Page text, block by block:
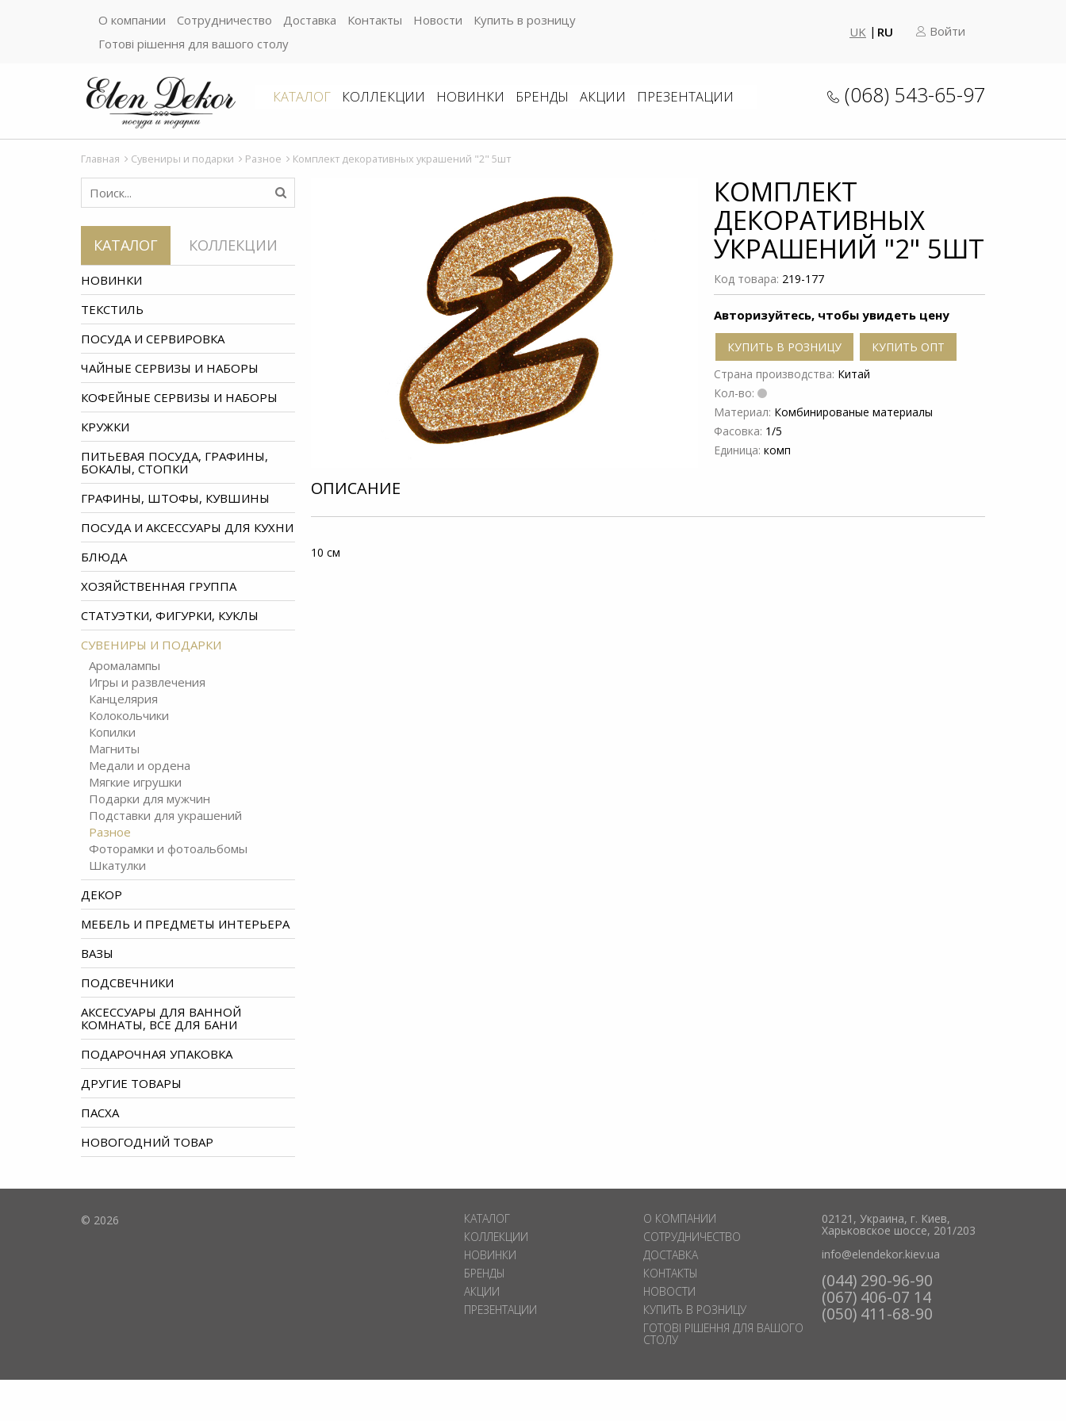
О компании Сотрудничество Доставка Контакты Новости
Купить в розницу
Готові рішення для вашого столу
UK RU Войти
КАТАЛОГ КОЛЛЕКЦИИ НОВИНКИ БРЕНДЫ АКЦИИ ПРЕЗЕНТАЦИИ (068) 543-65-97
Главная Сувениры и подарки Разное Комплект декоративных украшений "2" 5шт
КАТАЛОГ КОЛЛЕКЦИИ
НОВИНКИ
ТЕКСТИЛЬ
ПОСУДА И СЕРВИРОВКА
ЧАЙНЫЕ СЕРВИЗЫ И НАБОРЫ
КОФЕЙНЫЕ СЕРВИЗЫ И НАБОРЫ
КРУЖКИ
ПИТЬЕВАЯ ПОСУДА, ГРАФИНЫ,
БОКАЛЫ, СТОПКИ
ГРАФИНЫ, ШТОФЫ, КУВШИНЫ
ПОСУДА И АКСЕССУАРЫ ДЛЯ КУХНИ
БЛЮДА
ХОЗЯЙСТВЕННАЯ ГРУППА
СТАТУЭТКИ, ФИГУРКИ, КУКЛЫ
СУВЕНИРЫ И ПОДАРКИ
Аромалампы
Игры и развлечения
Канцелярия
Колокольчики
Копилки
Магниты
Медали и ордена
Мягкие игрушки
Подарки для мужчин
Подставки для украшений
Разное
Фоторамки и фотоальбомы
Шкатулки
ДЕКОР
МЕБЕЛЬ И ПРЕДМЕТЫ ИНТЕРЬЕРА
ВАЗЫ
ПОДСВЕЧНИКИ
АКСЕССУАРЫ ДЛЯ ВАННОЙ
КОМНАТЫ, ВСЕ ДЛЯ БАНИ
ПОДАРОЧНАЯ УПАКОВКА
ДРУГИЕ ТОВАРЫ
ПАСХА
НОВОГОДНИЙ ТОВАР
КОМПЛЕКТ
ДЕКОРАТИВНЫХ
УКРАШЕНИЙ "2" 5ШТ
Код товара: 219-177
Авторизуйтесь, чтобы увидеть цену
КУПИТЬ В РОЗНИЦУ
КУПИТЬ ОПТ
Страна производства: Китай
Кол-во:
Материал: Комбинированые материалы
Фасовка: 1/5
Единица: комп
ОПИСАНИЕ
10 см
© 2026
КАТАЛОГ
КОЛЛЕКЦИИ
НОВИНКИ
БРЕНДЫ
АКЦИИ
ПРЕЗЕНТАЦИИ
О КОМПАНИИ
СОТРУДНИЧЕСТВО
ДОСТАВКА
КОНТАКТЫ
НОВОСТИ
КУПИТЬ В РОЗНИЦУ
ГОТОВІ РІШЕННЯ ДЛЯ ВАШОГО
СТОЛУ
02121, Украина, г. Киев,
Харьковское шоссе, 201/203
info@elendekor.kiev.ua
(044) 290-96-90
(067) 406-07 14
(050) 411-68-90